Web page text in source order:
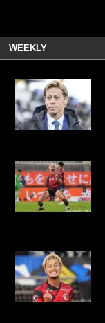
WEEKLY